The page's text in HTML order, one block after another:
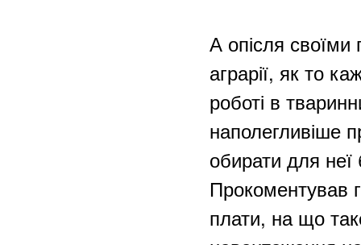
А опісля своїми
аграрії, як то
роботі в
наполегливіше
обирати для
Прокоментував
плати, на що